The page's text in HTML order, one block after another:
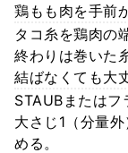
鶏もも肉を手前
タコ糸を鶏肉の
終わりは巻いた
結ばなくても大
STAUBまたは
大さじ1（分量
める。